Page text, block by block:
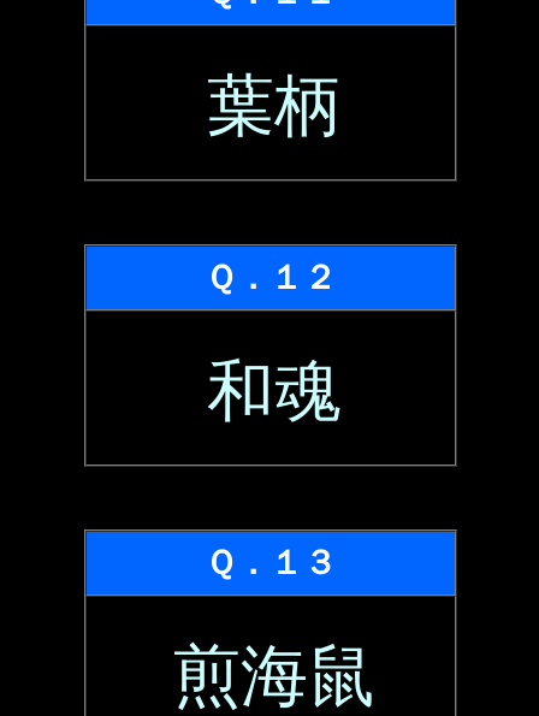
葉柄
Ｑ．１２
和魂
Ｑ．１３
煎海鼠